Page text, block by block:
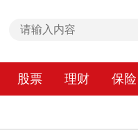
股票 理财 保险